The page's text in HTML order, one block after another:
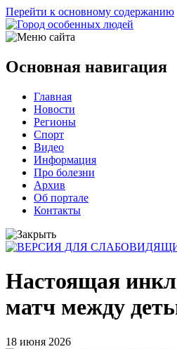
Перейти к основному содержанию
Основная навигация
Главная
Новости
Регионы
Спорт
Видео
Информация
Про болезни
Архив
Об портале
Контакты
Настоящая
матч между
18 июня 2026